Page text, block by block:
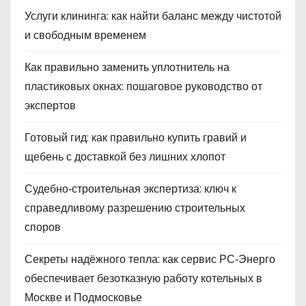
Услуги клининга: как найти баланс между чистотой
и свободным временем
Как правильно заменить уплотнитель на
пластиковых окнах: пошаговое руководство от
экспертов
Готовый гид: как правильно купить гравий и
щебень с доставкой без лишних хлопот
Судебно‑строительная экспертиза: ключ к
справедливому разрешению строительных
споров
Секреты надёжного тепла: как сервис РС‑Энерго
обеспечивает безотказную работу котельных в
Москве и Подмосковье